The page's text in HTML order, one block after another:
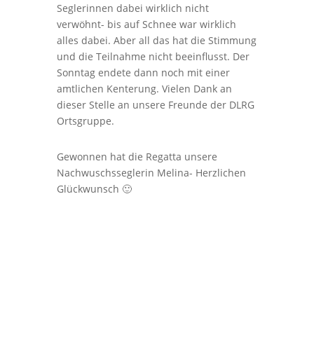
Seglerinnen dabei wirklich nicht
verwöhnt- bis auf Schnee war wirklich
alles dabei. Aber all das hat die Stimmung
und die Teilnahme nicht beeinflusst. Der
Sonntag endete dann noch mit einer
amtlichen Kenterung. Vielen Dank an
dieser Stelle an unsere Freunde der DLRG
Ortsgruppe.
Gewonnen hat die Regatta unsere
Nachwuschsseglerin Melina- Herzlichen
Glückwunsch 🙂